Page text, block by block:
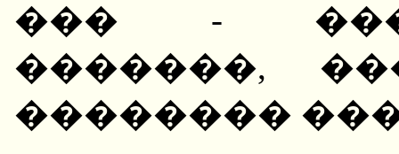
��� -
�������,
��������